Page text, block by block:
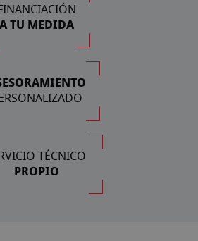
A TU MEDIDA
TÉCNICO
PROPIO